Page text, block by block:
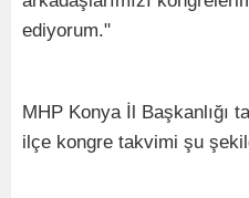
ediyorum."
MHP Konya İl Başkanlığı
ilçe kongre takvimi şu